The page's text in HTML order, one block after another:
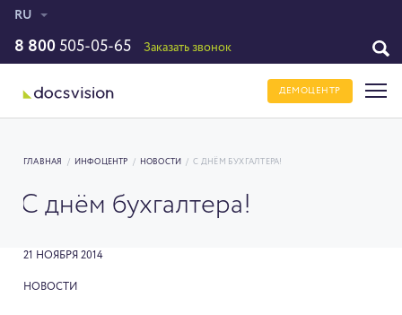
RU
8 800 505-05-65 Заказать звонок
ДЕМОЦЕНТР
ГЛАВНАЯ / ИНФОЦЕНТР / НОВОСТИ / C ДНЁМ БУХГАЛТЕРА!
C днём бухгалтера!
21 НОЯБРЯ 2014
НОВОСТИ